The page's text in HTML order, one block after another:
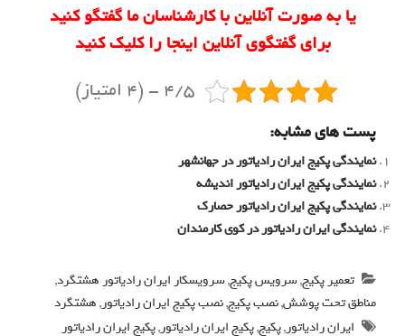
یا به صورت آنلاین با کارشناسان ما گفتگو کنید
برای گفتگوی آنلاین اینجا را کلیک کنید
4/5 - (4 امتیاز)
پست های مشابه:
نمایندگی پکیج ایران رادیاتور در جهانشهر
نمایندگی پکیج ایران رادیاتور اندیشه
نمایندگی پکیج ایران رادیاتور حصارک
نمایندگی ایران رادیاتور در کوی کارمندان
تعمیر پکیج,سرویس پکیج,سرویسکار ایران رادیاتور هشتگرد,
مناطق تحت پوشش,نصب پکیج,نصب پکیج ایران رادیاتور,هشتگرد
ایران رادیاتور,پکیج,پکیج ایران رادیاتور,پکیج ایران رادیاتور